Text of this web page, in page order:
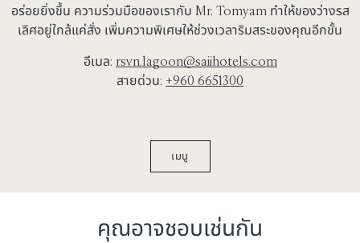
อร่อยยิ่งขึ้น ความร่วมมือของเรากับ Mr. Tomyam ทำให้ของว่างรส
เลิศอยู่ใกล้แค่สั่ง เพิ่มความพิเศษให้ช่วงเวลาริมสระของคุณอีกขั้น
อีเมล: rsvn.lagoon@saiihotels.com
สายด่วน: +960 6651300
เมนู
คุณอาจชอบเช่นกัน